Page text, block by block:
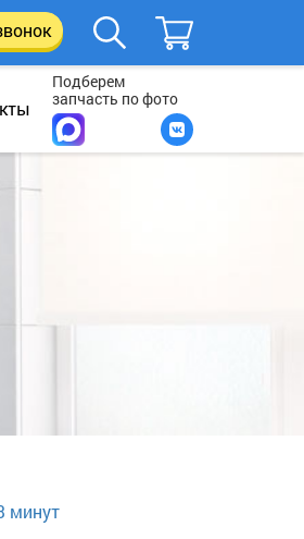
Подберем
запчасть по фото
минут